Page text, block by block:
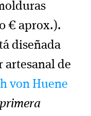
€ aprox.).
diseñada
artesanal de
von Huene